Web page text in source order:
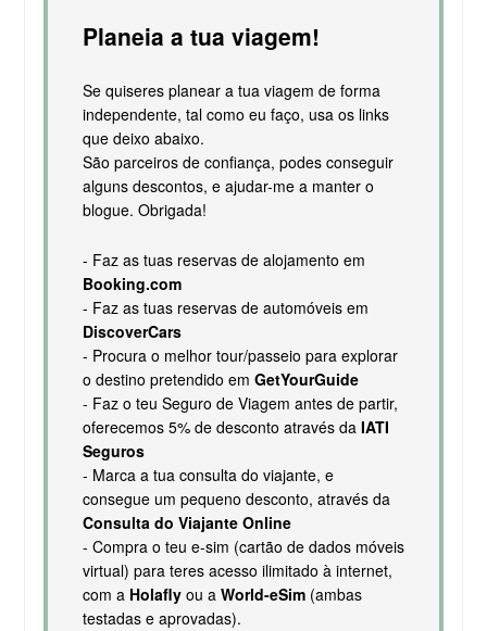
Planeia a tua viagem!
Se quiseres planear a tua viagem de forma
independente, tal como eu faço, usa os links
que deixo abaixo.
São parceiros de confiança, podes conseguir
alguns descontos, e ajudar-me a manter o
blogue. Obrigada!
- Faz as tuas reservas de alojamento em
Booking.com
- Faz as tuas reservas de automóveis em
DiscoverCars
- Procura o melhor tour/passeio para explorar
o destino pretendido em GetYourGuide
- Faz o teu Seguro de Viagem antes de partir,
oferecemos 5% de desconto através da IATI
Seguros
- Marca a tua consulta do viajante, e
consegue um pequeno desconto, através da
Consulta do Viajante Online
- Compra o teu e-sim (cartão de dados móveis
virtual) para teres acesso ilimitado à internet,
com a Holaflyou a World-eSim(ambas
testadas e aprovadas).